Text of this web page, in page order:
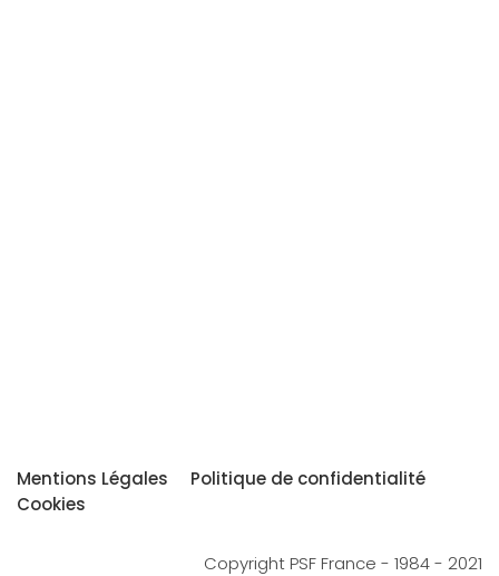
Mentions Légales
Politique de confidentialité
Cookies
Copyright PSF France - 1984 - 2021